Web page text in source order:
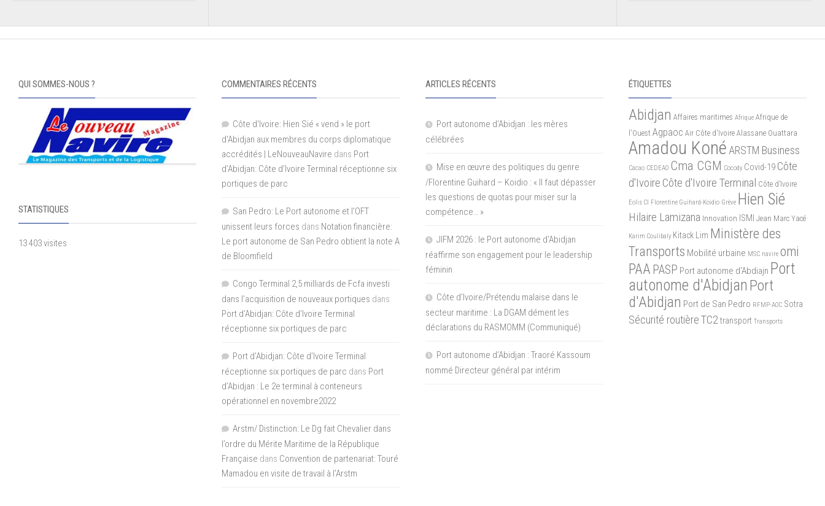
QUI SOMMES-NOUS ?
STATISTIQUES
13 403 visites
COMMENTAIRES RÉCENTS
Côte d'Ivoire: Hien Sié « vend » le port
d'Abidjan aux membres du corps diplomatique
accrédités | LeNouveauNavire dans Port
d’Abidjan: Côte d’Ivoire Terminal réceptionne six
portiques de parc
San Pedro: Le Port autonome et l’OFT
unissent leurs forces dans Notation financière:
Le port autonome de San Pedro obtient la note A
de Bloomfield
Congo Terminal 2,5 milliards de Fcfa investi
dans l’acquisition de nouveaux portiques dans
Port d’Abidjan: Côte d’Ivoire Terminal
réceptionne six portiques de parc
Port d'Abidjan: Côte d’Ivoire Terminal
réceptionne six portiques de parc dans Port
d’Abidjan : Le 2e terminal à conteneurs
opérationnel en novembre2022
Arstm/ Distinction: Le Dg fait Chevalier dans
l’ordre du Mérite Maritime de la République
Française dans Convention de partenariat: Touré
Mamadou en visite de travail à l’Arstm
ARTICLES RÉCENTS
Port autonome d’Abidjan : les mères
célébrées
Mise en œuvre des politiques du genre
/Florentine Guihard – Koidio : « Il faut dépasser
les questions de quotas pour miser sur la
compétence… »
JIFM 2026 : le Port autonome d’Abidjan
réaffirme son engagement pour le leadership
féminin
Côte d’Ivoire/Prétendu malaise dans le
secteur maritime : La DGAM dément les
déclarations du RASMOMM (Communiqué)
Port autonome d’Abidjan : Traoré Kassoum
nommé Directeur général par intérim
ÉTIQUETTES
Abidjan Affaires maritimes Afrique Afrique de
l'Ouest Agpaoc Air Côte d'Ivoire Alassane Ouattara
Amadou Koné ARSTM Business
Cacao CEDEAO Cma CGM Cocody Covid-19 Côte
d'Ivoire Côte d'Ivoire Terminal Côte d’Ivoire
Eolis CI Florentine Guihard-Koidio Grève Hien Sié
Hilaire Lamizana Innovation ISMI Jean Marc Yacé
Karim Coulibaly Kitack Lim Ministère des
Transports Mobilité urbaine MSC navire omi
PAA PASP Port autonome d'Abdiajn Port
autonome d'Abidjan Port
d'Abidjan Port de San Pedro RFMP-AOC Sotra
Sécurité routièreTC2 transport Transports